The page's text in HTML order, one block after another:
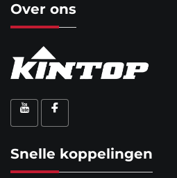
Over ons
Snelle koppelingen